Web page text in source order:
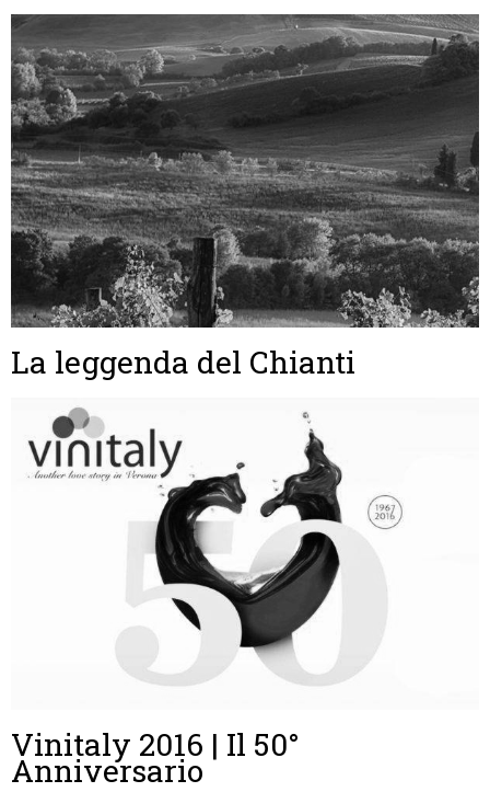
La leggenda del Chianti
Vinitaly 2016 | Il 50°
Anniversario